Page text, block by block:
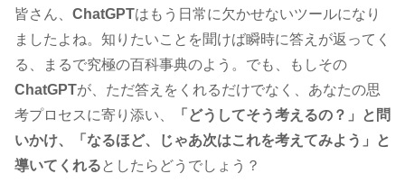
皆さん、 ChatGPTはもう日常に欠かせないツールになり
ましたよね。知りたいことを聞けば瞬時に答えが返ってく
る、まるで究極の百科事典のよう。でも、もしその
ChatGPTが、ただ答えをくれるだけでなく、あなたの思
考プロセスに寄り添い、
「どうしてそう考えるの？」と問
いかけ、「なるほど、じゃあ次はこれを考えてみよう」と
導いてくれる としたらどうでしょう？